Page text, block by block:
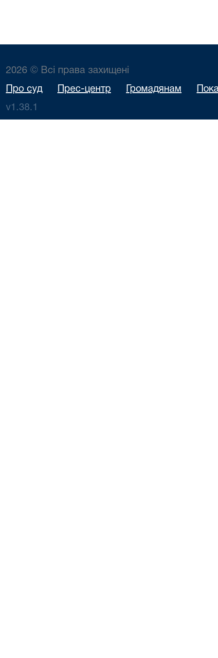
2026 © Всі права захищені
Про суд Прес-центр Громадянам
v1.38.1